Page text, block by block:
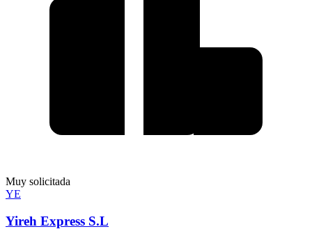
Muy solicitada
YE
Yireh Express S.L